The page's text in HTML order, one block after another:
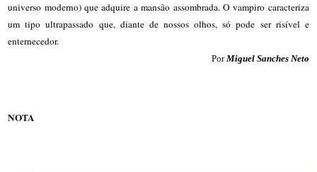
universo moderno) que adquire a mansão assombrada. O vampiro caracteriza
um tipo ultrapassado que, diante de nossos olhos, só pode ser risível e
enternecedor.
PorMiguel Sanches Neto
NOTA